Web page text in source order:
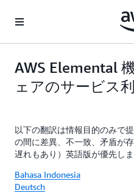
AWS Elemental
ェアのサービス
以下の翻訳は情報目的のみで
の間に差異、不一致、矛盾が
遅れもあり）英語版が優先しま
Bahasa Indonesia
Deutsch